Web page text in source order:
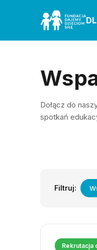
Dołącz do
spotkań
Filtruj:
Rekrutacja